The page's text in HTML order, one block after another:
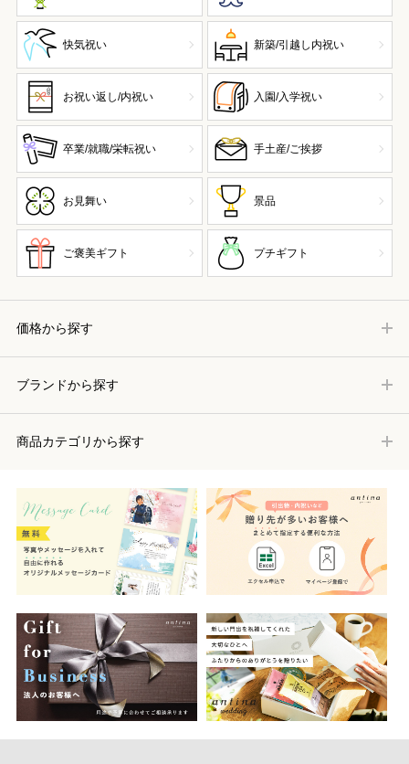
快気祝い 新築/引越し内祝い
お祝い返し/内祝い 入園/入学祝い
卒業/就職/栄転祝い 手土産/ご挨拶
お見舞い 景品
ご褒美ギフト プチギフト
価格から探す
ブランドから探す
商品カテゴリから探す